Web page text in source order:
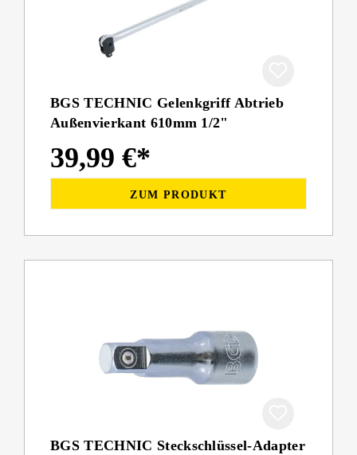
BGS TECHNIC Gelenkgriff Abtrieb
Außenvierkant 610mm 1/2"
39,99 €*
ZUM PRODUKT
BGS TECHNIC Steckschlüssel-Adapter